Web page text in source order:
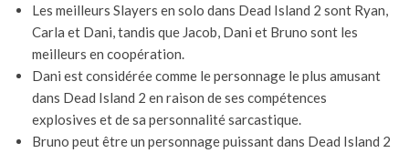
Les meilleurs Slayers en solo dans Dead Island 2 sont Ryan,
Carla et Dani, tandis que Jacob, Dani et Bruno sont les
meilleurs en coopération.
Dani est considérée comme le personnage le plus amusant
dans Dead Island 2 en raison de ses compétences
explosives et de sa personnalité sarcastique.
Bruno peut être un personnage puissant dans Dead Island 2